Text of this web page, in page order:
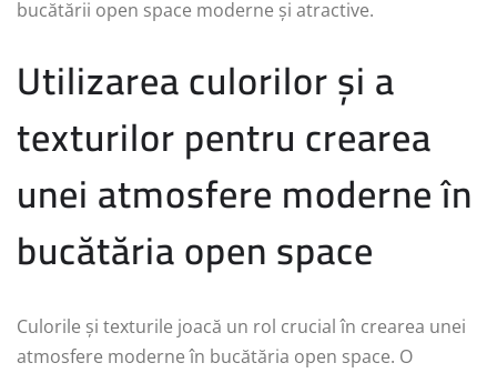
bucătării open space moderne și atractive.
Utilizarea culorilor și a
texturilor pentru crearea
unei atmosfere moderne în
bucătăria open space
Culorile și texturile joacă un rol crucial în crearea unei
atmosfere moderne în bucătăria open space. O